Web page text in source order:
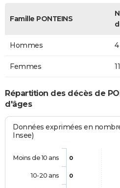
Famille PONTEINS
Hommes 4
Femmes 11
Répartition des décès de
d'âges
Données exprimées en
Insee)
0
0
Moins de 10 ans
10-20 ans